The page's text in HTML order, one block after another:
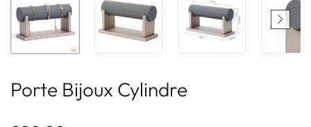
Porte Bijoux Cylindre